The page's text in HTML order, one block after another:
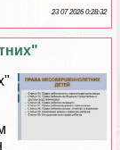
23 07 2026 0:28:32